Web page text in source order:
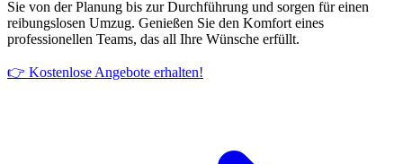
Sie von der Planung bis zur Durchführung und sorgen für einen
reibungslosen Umzug. Genießen Sie den Komfort eines
professionellen Teams, das all Ihre Wünsche erfüllt.
👉 Kostenlose Angebote erhalten!